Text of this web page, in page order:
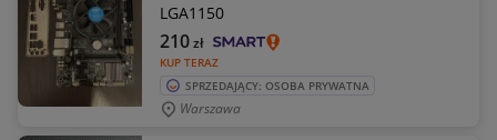
LGA1150
KUP TERAZ
210zł
SPRZEDAJĄCY: OSOBA PRYWATNA
Warszawa